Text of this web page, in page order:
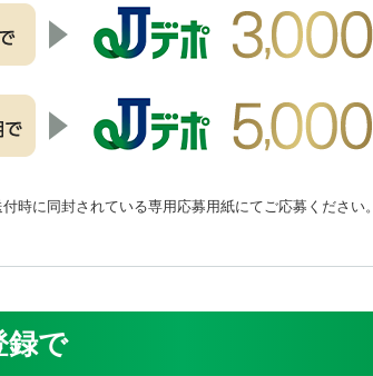
時に同封されている専用応募用紙にてご応募ください。
録で